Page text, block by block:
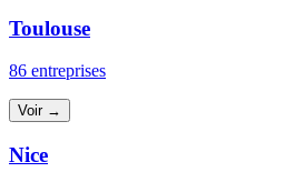
Toulouse
86 entreprises
Voir →
Nice